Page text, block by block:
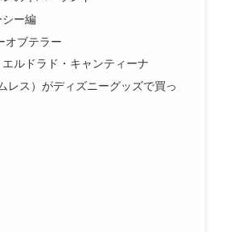
ー編
オブテラー
エルドラド・キャンティーナ
レス）がディズニーグッズで買っ